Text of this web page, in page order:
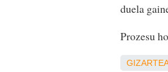
duela
Prozesu
GIZARTEA